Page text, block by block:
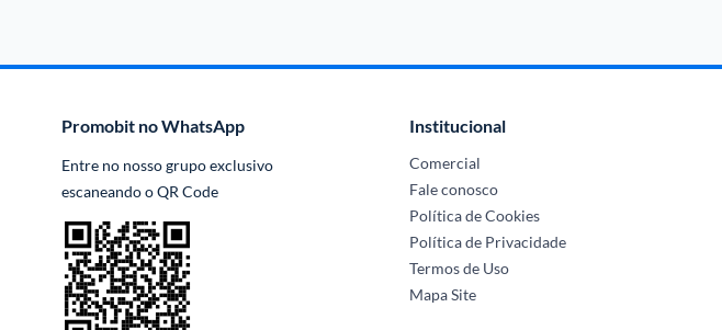
Promobit no WhatsApp
Entre no nosso grupo exclusivo
escaneando o QR Code
Institucional
Comercial
Fale conosco
Política de Cookies
Política de Privacidade
Termos de Uso
Mapa Site